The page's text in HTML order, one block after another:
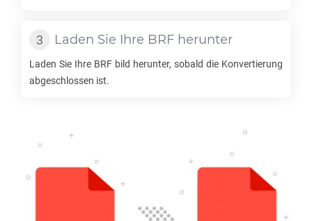
Laden Sie Ihre BRF herunter
Laden Sie Ihre BRF bild herunter, sobald die Konvertierung
abgeschlossen ist.